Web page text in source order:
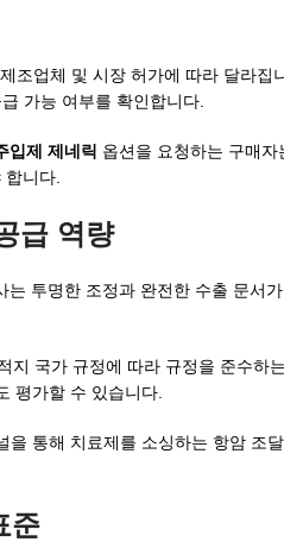
조업체 및 시장 허가에 따라 달라집
가능 여부를 확인합니다.
입제 제네릭 옵션을 요청하는 구매
니다.
급 역량
투명한 조정과 완전한 수출 문서가
지 국가 규정에 따라 규정을 준수하
평가할 수 있습니다.
통해 치료제를 소싱하는 항암 조
준